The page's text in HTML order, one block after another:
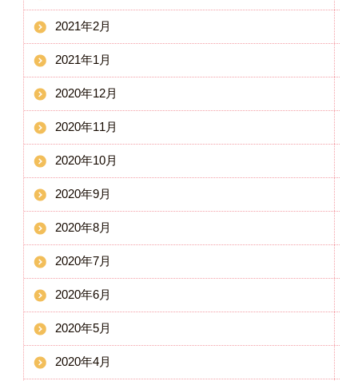
2021年2月
2021年1月
2020年12月
2020年11月
2020年10月
2020年9月
2020年8月
2020年7月
2020年6月
2020年5月
2020年4月